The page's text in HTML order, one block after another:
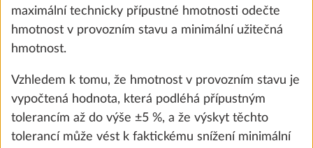
maximální technicky přípustné hmotnosti odečte
hmotnost v provozním stavu a minimální užitečná
hmotnost.
Vzhledem k tomu, že hmotnost v provozním stavu je
vypočtená hodnota, která podléhá přípustným
tolerancím až do výše ±5 %, a že výskyt těchto
tolerancí může vést k faktickému snížení minimální